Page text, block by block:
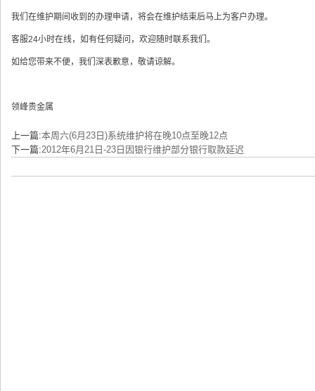
我们在维护期间收到的办理申请，将会在维护结束后马上为客户办理。
客服24小时在线，如有任何疑问，欢迎随时联系我们。
如给您带来不便，我们深表歉意，敬请谅解。
领峰贵金属
上一篇:本周六(6月23日)系统维护将在晚10点至晚12点
下一篇:2012年6月21日-23日因银行维护部分银行取款延迟